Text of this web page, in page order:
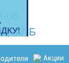
17-Б
Акции